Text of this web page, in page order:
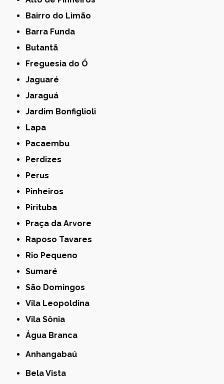
Bairro do Limão
Barra Funda
Butantã
Freguesia do Ó
Jaguaré
Jaraguá
Jardim Bonfiglioli
Lapa
Pacaembu
Perdizes
Perus
Pinheiros
Pirituba
Praça da Arvore
Raposo Tavares
Rio Pequeno
Sumaré
São Domingos
Vila Leopoldina
Vila Sônia
Água Branca
Anhangabaú
Bela Vista